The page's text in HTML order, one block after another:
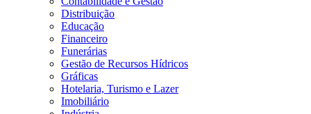
Distribuição
Educação
Financeiro
Funerárias
Gestão de Recursos Hídricos
Gráficas
Hotelaria, Turismo e Lazer
Imobiliário